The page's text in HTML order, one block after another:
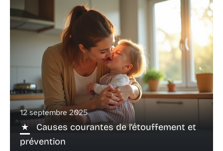
12 septembre 2025
Causes courantes de l’étouffement et
prévention